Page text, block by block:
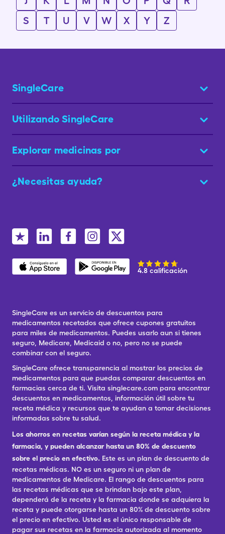
S
T U V W X Y Z
SingleCare
Utilizando SingleCare
Explorar medicinas por
¿Necesitas ayuda?
4.8 calificación
SingleCare es un servicio de descuentos para
medicamentos recetados que ofrece cupones gratuitos
para miles de medicamentos. Puedes usarlo aun si tienes
seguro, Medicare, Medicaid o no, pero no se puede
combinar con el seguro.
SingleCare ofrece transparencia al mostrar los precios de
medicamentos para que puedas comparar descuentos en
farmacias cerca de ti. Visita singlecare.com para encontrar
descuentos en medicamentos, información útil sobre tu
receta médica y recursos que te ayudan a tomar decisiones
informadas sobre tu salud.
Los ahorros en recetas varían según la receta médica y la
farmacia, y pueden alcanzar hasta un 80% de descuento
sobre el precio en efectivo. Este es un plan de descuento de
recetas médicas. NO es un seguro ni un plan de
medicamentos de Medicare. El rango de descuentos para
las recetas médicas que se brindan bajo este plan,
dependerá de la receta y la farmacia donde se adquiera la
receta y puede otorgarse hasta un 80% de descuento sobre
el precio en efectivo. Usted es el único responsable de
pagar sus recetas en la farmacia autorizada al momento